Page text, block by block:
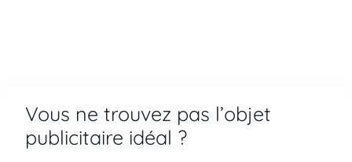
Vous ne trouvez pas l’objet
publicitaire idéal ?